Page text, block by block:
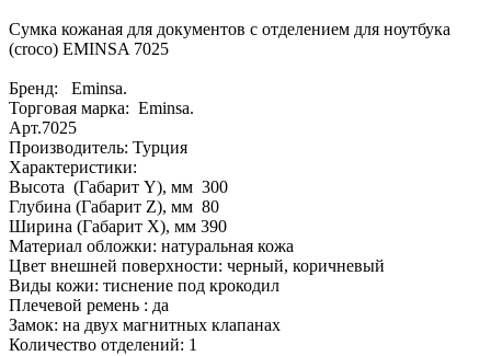
Сумка кожаная для документов с отделением для ноутбука
(croco) EMINSA 7025
Бренд: Eminsa.
Торговая марка: Eminsa.
Арт.7025
Производитель: Турция
Характеристики:
Высота (Габарит Y), мм 300
Глубина (Габарит Z), мм 80
Ширина (Габарит X), мм 390
Материал обложки: натуральная кожа
Цвет внешней поверхности: черный, коричневый
Виды кожи: тиснение под крокодил
Плечевой ремень : да
Замок: на двух магнитных клапанах
Количество отделений: 1